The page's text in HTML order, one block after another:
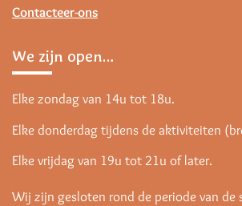
Contacteer-ons
We zijn open…
Elke zondag van 14u tot 18u.
Elke donderdag tijdens de aktiviteiten
Elke vrijdag van 19u tot 21u of later.
Wij zijn gesloten rond de periode van de